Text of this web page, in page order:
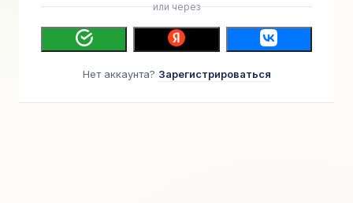
или через
Нет аккаунта? Зарегистрироваться